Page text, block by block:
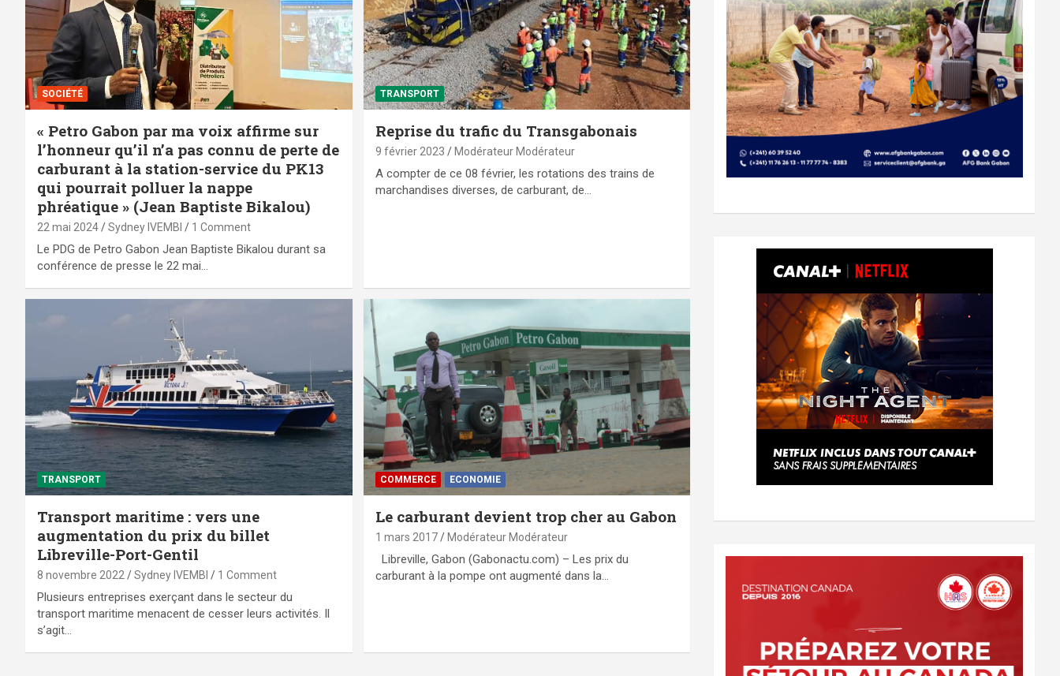
SOCIÉTÉ
« Petro Gabon par ma voix affirme sur
l’honneur qu’il n’a pas connu de perte de
carburant à la station-service du PK13
qui pourrait polluer la nappe
phréatique » (Jean Baptiste Bikalou)
22 mai 2024 Sydney IVEMBI 1 Comment
Le PDG de Petro Gabon Jean Baptiste Bikalou durant sa
conférence de presse le 22 mai…
TRANSPORT
Reprise du trafic du Transgabonais
9 février 2023 Modérateur Modérateur
A compter de ce 08 février, les rotations des trains de
marchandises diverses, de carburant, de…
TRANSPORT
Transport maritime : vers une
augmentation du prix du billet
Libreville-Port-Gentil
8 novembre 2022 Sydney IVEMBI 1 Comment
Plusieurs entreprises exerçant dans le secteur du
transport maritime menacent de cesser leurs activités. Il
s’agit…
COMMERCE ECONOMIE
Le carburant devient trop cher au Gabon
1 mars 2017 Modérateur Modérateur
Libreville, Gabon (Gabonactu.com) – Les prix du
carburant à la pompe ont augmenté dans la…